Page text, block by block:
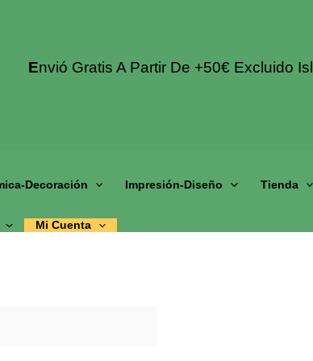
ENvió Gratis A Partir De +50€ Excluido
Decoración Impresión-Diseño Tienda
Mi Cuenta